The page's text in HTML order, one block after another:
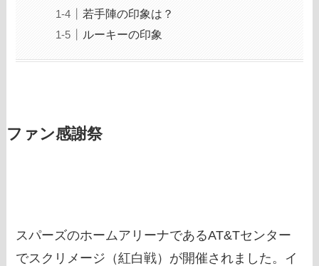
若手陣の印象は？
ルーキーの印象
ファン感謝祭
スパーズのホームアリーナであるAT&Tセンター
でスクリメージ（紅白戦）が開催されました。イ